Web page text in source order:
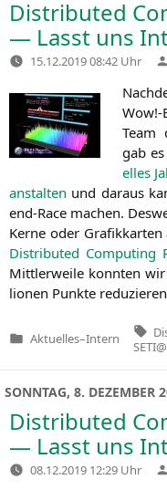
Distributed
— Lasst uns
15.12.2019 08:42 Uhr
Team
gab
el­les
an­stal­ten und dar­aus
end-Race machen.
Ker­ne oder
Dis­tri­bu­ted Com­pu­ting
Mitt­ler­wei­le konn­ten
lio­nen Punk­te
Veröffentlicht
Aktuelles–Intern
SONNTAG, 8. DEZEMBER
Distributed
— Lasst uns
08.12.2019 12:29 Uhr